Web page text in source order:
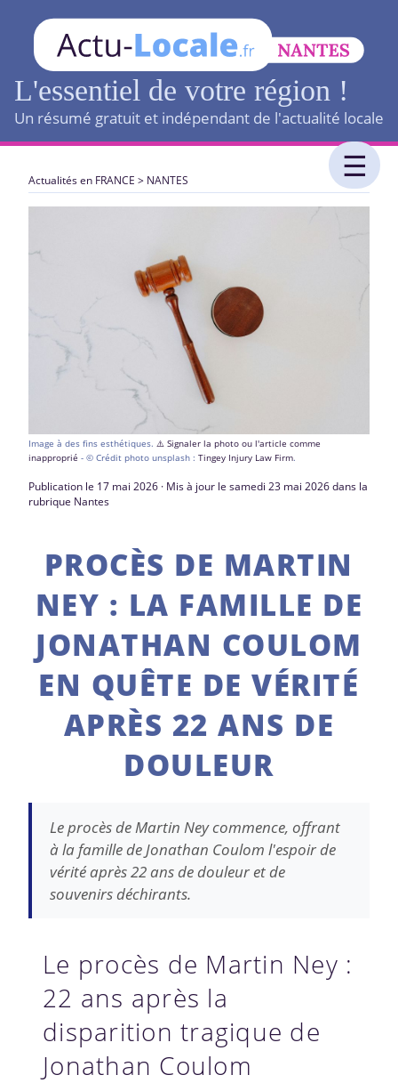
L'essentiel de votre région !
Un résumé gratuit et indépendant de l'actualité locale
Actualités en FRANCE > NANTES
Image à des fins esthétiques. ⚠️ Signaler la photo ou l'article comme
inapproprié - © Crédit photo unsplash : Tingey Injury Law Firm.
Publication le 17 mai 2026 · Mis à jour le samedi 23 mai 2026 dans la
rubrique Nantes
PROCÈS DE MARTIN
NEY : LA FAMILLE DE
JONATHAN COULOM
EN QUÊTE DE VÉRITÉ
APRÈS 22 ANS DE
DOULEUR
Le procès de Martin Ney commence, offrant
à la famille de Jonathan Coulom l'espoir de
vérité après 22 ans de douleur et de
souvenirs déchirants.
Le procès de Martin Ney :
22 ans après la
disparition tragique de
Jonathan Coulom